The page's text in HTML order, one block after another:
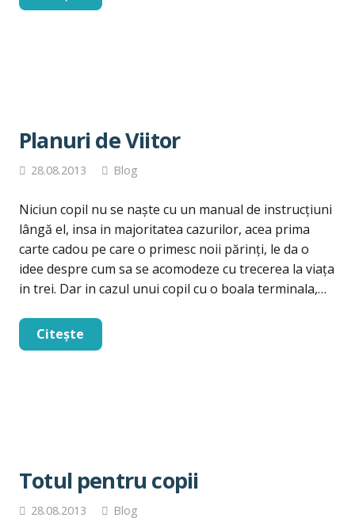
Planuri de Viitor
28.08.2013 Blog
Niciun copil nu se naşte cu un manual de instrucţiuni
lângă el, insa in majoritatea cazurilor, acea prima
carte cadou pe care o primesc noii părinți, le da o
idee despre cum sa se acomodeze cu trecerea la viața
in trei. Dar in cazul unui copil cu o boala terminala,…
Citește
Totul pentru copii
28.08.2013 Blog